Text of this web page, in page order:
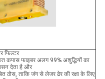
फिल्टर
कपास फाइबर अलग 99% अशुद्धियों का
देता है और
ठोस, ताकि जंग से लेजर ढेर की रक्षा के लिए